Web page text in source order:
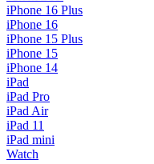
iPhone 16 Plus
iPhone 16
iPhone 15 Plus
iPhone 15
iPhone 14
iPad
iPad Pro
iPad Air
iPad 11
iPad mini
Watch